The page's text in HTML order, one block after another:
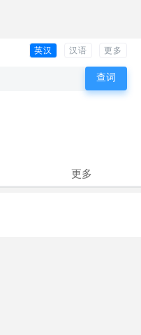
英汉 汉语 更多
更多